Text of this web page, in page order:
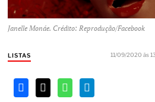
Janelle Monáe. Crédito: Reprodução/Facebook
LISTAS 11/09/2020 às